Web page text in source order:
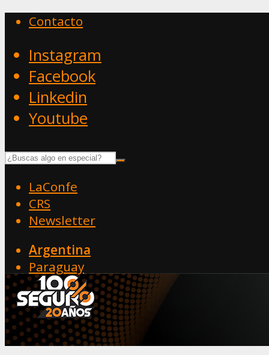
Contacto
Instagram
Facebook
Linkedin
Youtube
LaConfe
CRS
Newsletter
Argentina
Paraguay